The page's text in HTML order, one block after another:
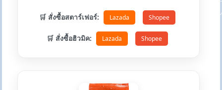
🛒 สั่งซื้อสตาร์เฟอร์: Lazada Shopee
🛒 สั่งซื้อฮิวมิค: Lazada Shopee